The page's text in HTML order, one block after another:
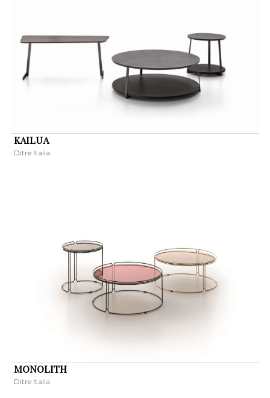
KAILUA
Ditre Italia
MONOLITH
Ditre Italia